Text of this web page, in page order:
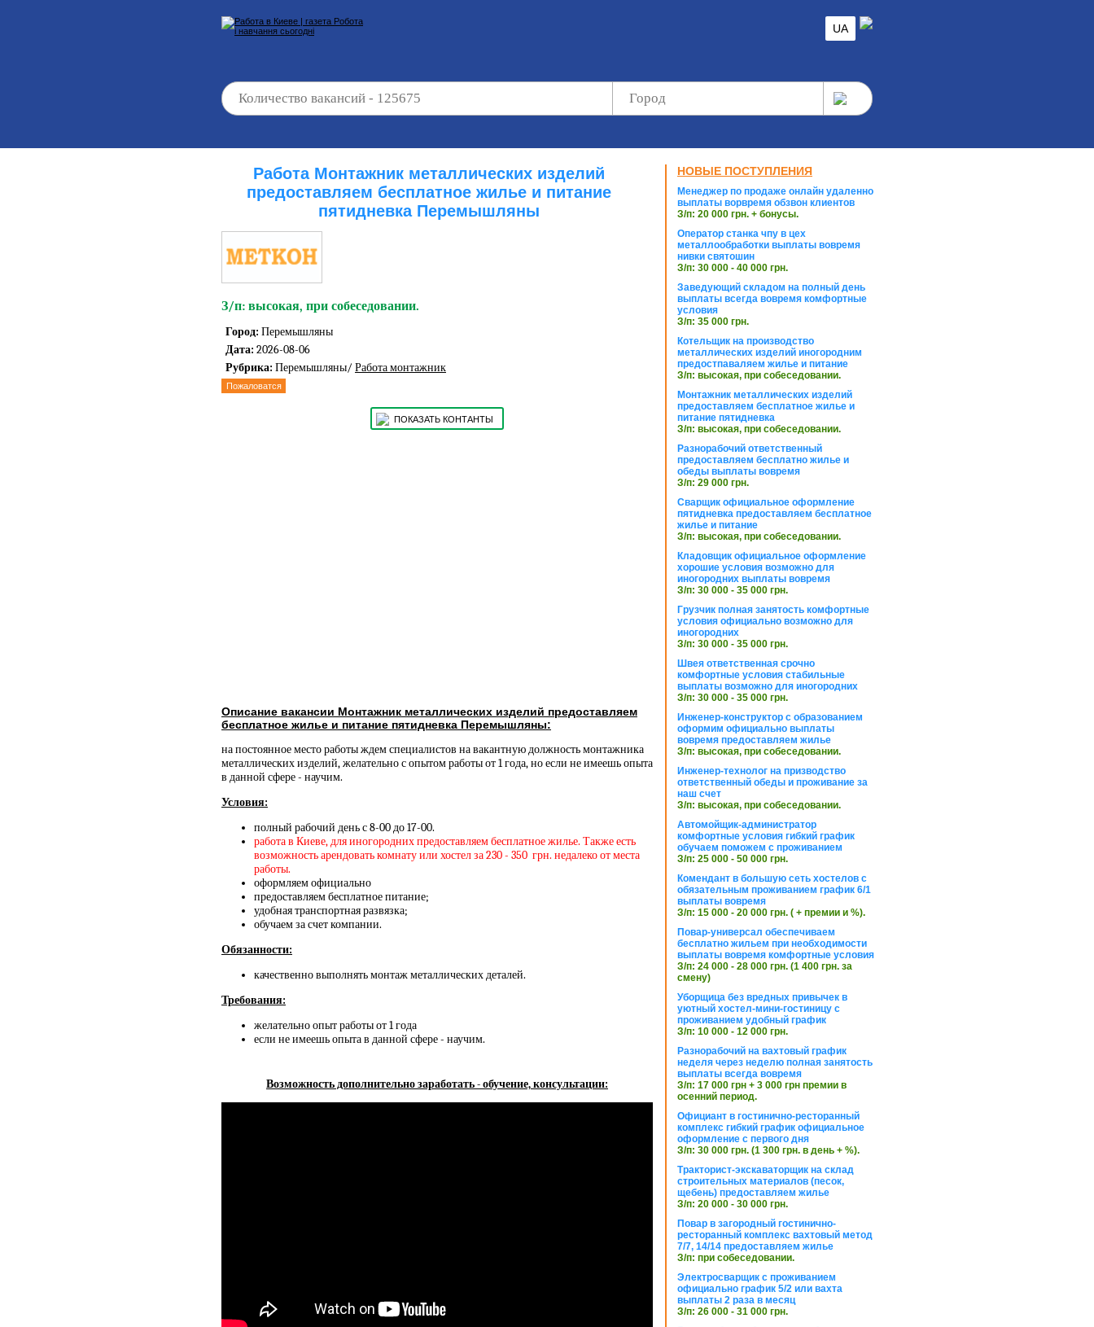
UA
Работа Монтажник металлических изделий
предоставляем бесплатное жилье и питание
пятидневка Перемышляны
З/п: высокая, при собеседовании.
Город: Перемышляны
Дата: 2026-08-06
Рубрика: Перемышляны/ Работа монтажник
Пожаловатся
ПОКАЗАТЬ КОНТАНТЫ
Описание вакансии Монтажник металлических изделий предоставляем
бесплатное жилье и питание пятидневка Перемышляны:
на постоянное место работы ждем специалистов на вакантную должность монтажника
металлических изделий, желательно с опытом работы от 1 года, но если не имеешь опыта
в данной сфере - научим.
Условия:
полный рабочий день с 8-00 до 17-00.
работа в Киеве, для иногородних предоставляем бесплатное жилье. Также есть
возможность арендовать комнату или хостел за 230 - 350 грн. недалеко от места
работы.
оформляем официально
предоставляем бесплатное питание;
удобная транспортная развязка;
обучаем за счет компании.
Обязанности:
качественно выполнять монтаж металлических деталей.
Требования:
желательно опыт работы от 1 года
если не имеешь опыта в данной сфере - научим.
Возможность дополнительно заработать - обучение, консультации:
НОВЫЕ ПОСТУПЛЕНИЯ
Менеджер по продаже онлайн удаленно
выплаты ворвремя обзвон клиентов
З/п: 20 000 грн. + бонусы.
Оператор станка чпу в цех
металлообработки выплаты вовремя
нивки святошин
З/п: 30 000 - 40 000 грн.
Заведующий складом на полный день
выплаты всегда вовремя комфортные
условия
З/п: 35 000 грн.
Котельщик на производство
металлических изделий иногородним
предостпаваляем жилье и питание
З/п: высокая, при собеседовании.
Монтажник металлических изделий
предоставляем бесплатное жилье и
питание пятидневка
З/п: высокая, при собеседовании.
Разнорабочий ответственный
предоставляем бесплатно жилье и
обеды выплаты вовремя
З/п: 29 000 грн.
Сварщик официальное оформление
пятидневка предоставляем бесплатное
жилье и питание
З/п: высокая, при собеседовании.
Кладовщик официальное оформление
хорошие условия возможно для
иногородних выплаты вовремя
З/п: 30 000 - 35 000 грн.
Грузчик полная занятость комфортные
условия официально возможно для
иногородних
З/п: 30 000 - 35 000 грн.
Швея ответственная срочно
комфортные условия стабильные
выплаты возможно для иногородних
З/п: 30 000 - 35 000 грн.
Инженер-конструктор с образованием
оформим официально выплаты
вовремя предоставляем жилье
З/п: высокая, при собеседовании.
Инженер-технолог на призводство
ответственный обеды и проживание за
наш счет
З/п: высокая, при собеседовании.
Автомойщик-администратор
комфортные условия гибкий график
обучаем поможем с проживанием
З/п: 25 000 - 50 000 грн.
Комендант в большую сеть хостелов с
обязательным проживанием график 6/1
выплаты вовремя
З/п: 15 000 - 20 000 грн. ( + премии и %).
Повар-универсал обеспечиваем
бесплатно жильем при необходимости
выплаты вовремя комфортные условия
З/п: 24 000 - 28 000 грн. (1 400 грн. за
смену)
Уборщица без вредных привычек в
уютный хостел-мини-гостиницу с
проживанием удобный график
З/п: 10 000 - 12 000 грн.
Разнорабочий на вахтовый график
неделя через неделю полная занятость
выплаты всегда вовремя
З/п: 17 000 грн + 3 000 грн премии в
осенний период.
Официант в гостинично-ресторанный
комплекс гибкий график официальное
оформление с первого дня
З/п: 30 000 грн. (1 300 грн. в день + %).
Тракторист-экскаваторщик на склад
строительных материалов (песок,
щебень) предоставляем жилье
З/п: 20 000 - 30 000 грн.
Повар в загородный гостинично-
ресторанный комплекс вахтовый метод
7/7, 14/14 предоставляем жилье
З/п: при собеседовании.
Электросварщик с проживанием
официально график 5/2 или вахта
выплаты 2 раза в месяц
З/п: 26 000 - 31 000 грн.